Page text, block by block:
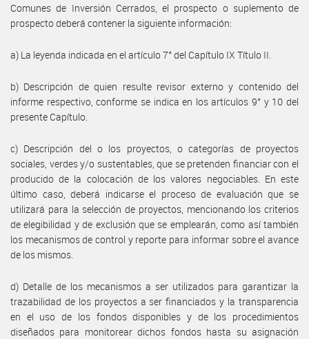
Comunes de Inversión Cerrados, el prospecto o suplemento de
prospecto deberá contener la siguiente información:
a) La leyenda indicada en el artículo 7° del Capítulo IX Título II.
b) Descripción de quien resulte revisor externo y contenido del
informe respectivo, conforme se indica en los artículos 9° y 10 del
presente Capítulo.
c) Descripción del o los proyectos, o categorías de proyectos
sociales, verdes y/o sustentables, que se pretenden financiar con el
producido de la colocación de los valores negociables. En este
último caso, deberá indicarse el proceso de evaluación que se
utilizará para la selección de proyectos, mencionando los criterios
de elegibilidad y de exclusión que se emplearán, como así también
los mecanismos de control y reporte para informar sobre el avance
de los mismos.
d) Detalle de los mecanismos a ser utilizados para garantizar la
trazabilidad de los proyectos a ser financiados y la transparencia
en el uso de los fondos disponibles y de los procedimientos
diseñados para monitorear dichos fondos hasta su asignación